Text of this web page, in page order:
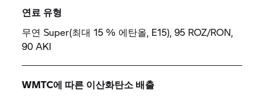
연료 유형
무연 Super(최대 15 % 에탄올, E15), 95 ROZ/RON,
90 AKI
WMTC에 따른 이산화탄소 배출